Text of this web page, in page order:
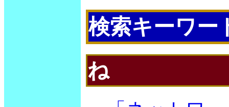
検索キーワー
ね